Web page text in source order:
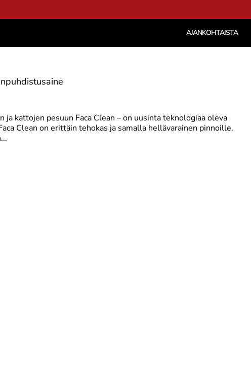
AJANKOHTAISTA
kattojen pesuun Faca Clean – on uusinta teknologiaa oleva
Clean on erittäin tehokas ja samalla hellävarainen pinnoille.